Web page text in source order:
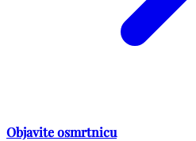
Objavite osmrtnicu